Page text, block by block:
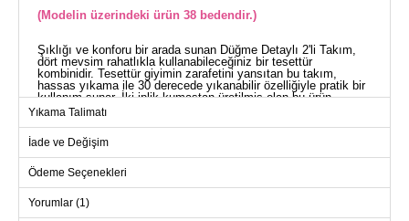
(Modelin üzerindeki ürün 38 bedendir.)
Şıklığı ve konforu bir arada sunan Düğme Detaylı 2'li Takım,
dört mevsim rahatlıkla kullanabileceğiniz bir tesettür
kombinidir. Tesettür giyimin zarafetini yansıtan bu takım,
hassas yıkama ile 30 derecede yıkanabilir özelliğiyle pratik bir
kullanım sunar. İki iplik kumaştan üretilmiş olan bu ürün,
gömlek yaka ve ön düğmeli tasarıma sahiptir. Modelin
vaat eden bu takım, hem günlük hem de özel günlerinizde ideal
bir tercih olacaktır.
TUNİK BEDEN ÖLÇÜLERİ
Beden
Yıkama Talimatı
İade ve Değişim
Ödeme Seçenekleri
Yorumlar (1)